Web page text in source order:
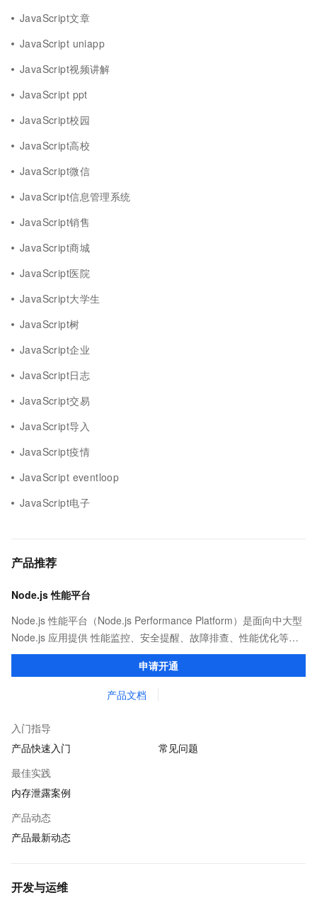
JavaScript文章
JavaScript uniapp
JavaScript视频讲解
JavaScript ppt
JavaScript校园
JavaScript高校
JavaScript微信
JavaScript信息管理系统
JavaScript销售
JavaScript商城
JavaScript医院
JavaScript大学生
JavaScript树
JavaScript企业
JavaScript日志
JavaScript交易
JavaScript导入
JavaScript疫情
JavaScript eventloop
JavaScript电子
产品推荐
Node.js 性能平台
Node.js 性能平台（Node.js Performance Platform）是面向中大型
Node.js 应用提供 性能监控、安全提醒、故障排查、性能优化等服
务的整体性解决方案。提供完善的工具链和服务，协助客户主动、
申请开通
产品文档
入门指导
产品快速入门
常见问题
最佳实践
内存泄露案例
产品动态
产品最新动态
开发与运维